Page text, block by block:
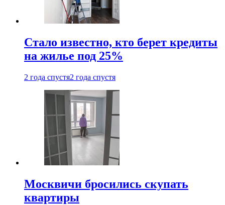
Стало известно, кто берет кредиты
на жилье под 25%
2 года спустя2 года спустя
Москвичи бросились скупать
квартиры